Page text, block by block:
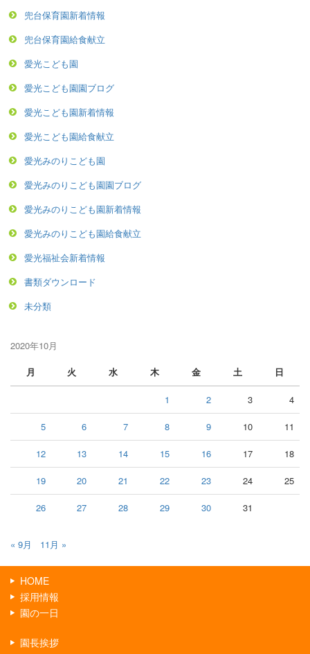
兜台保育園新着情報
兜台保育園給食献立
愛光こども園
愛光こども園園ブログ
愛光こども園新着情報
愛光こども園給食献立
愛光みのりこども園
愛光みのりこども園園ブログ
愛光みのりこども園新着情報
愛光みのりこども園給食献立
愛光福祉会新着情報
書類ダウンロード
未分類
2020年10月
月
火 水 木 金 土 日
1 2 3 4
5 6 7 8 9 10 11
12 13 14 15 16 17 18
19 20 21 22 23 24 25
26 27 28 29 30 31
« 9月 11月 »
HOME
採用情報
園の一日
園長挨拶